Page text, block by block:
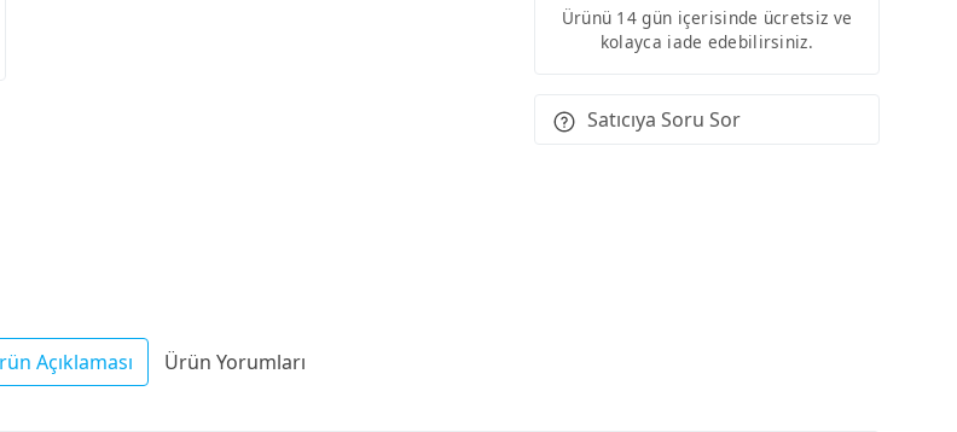
Ürünü 14 gün içerisinde ücretsiz ve
kolayca iade edebilirsiniz.
Satıcıya Soru Sor
Açıklaması Ürün Yorumları